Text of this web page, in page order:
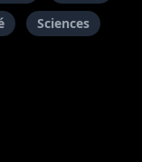
Sciences